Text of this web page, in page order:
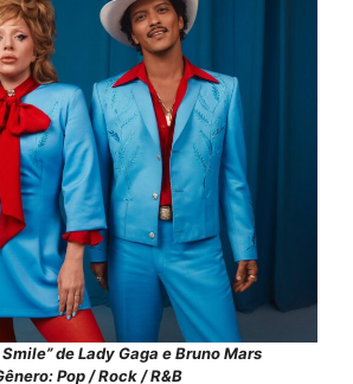
de Lady Gaga e Bruno Mars
Pop / Rock / R&B